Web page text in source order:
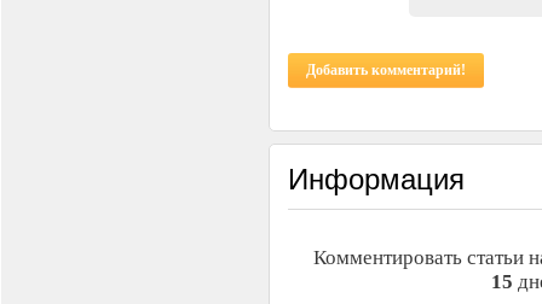
Добавить комментарий!
Информация
Комментировать статьи
15